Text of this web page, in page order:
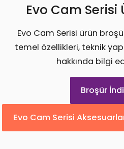
Evo Cam Serisi
Evo Cam Serisi ürün
temel özellikleri, teknik
hakkında bilgi
Broşür
Evo Cam Serisi